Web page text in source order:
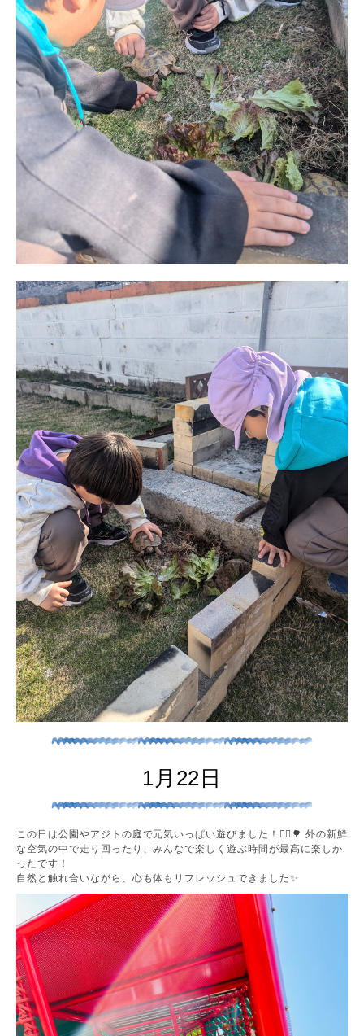
1月22日
この日は公園やアジトの庭で元気いっぱい遊びました！🏃‍♂️🌳 外の新鮮
な空気の中で走り回ったり、みんなで楽しく遊ぶ時間が最高に楽しか
ったです！
自然と触れ合いながら、心も体もリフレッシュできました✨